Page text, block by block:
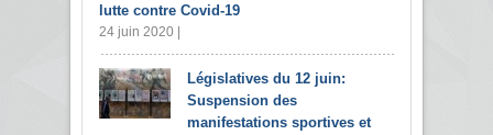
lutte contre Covid-19
24 juin 2020 |
Législatives du 12 juin:
Suspension des
manifestations sportives et